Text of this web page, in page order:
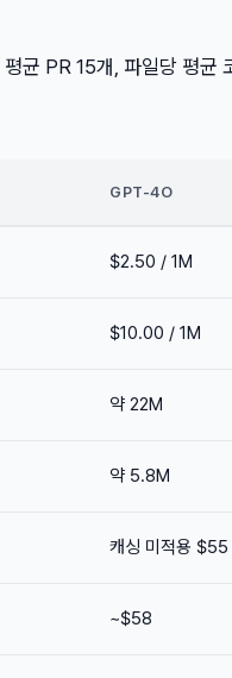
균 PR 15개, 파일당 평균
GPT-4O
$2.50 / 1M
$10.00 / 1M
약 22M
약 5.8M
캐싱 미적용 $55
~$58